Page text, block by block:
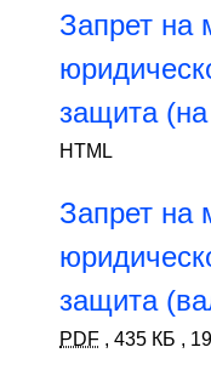
Запрет на
защита
HTML
Запрет на
защита
PDF , 435 КБ ,